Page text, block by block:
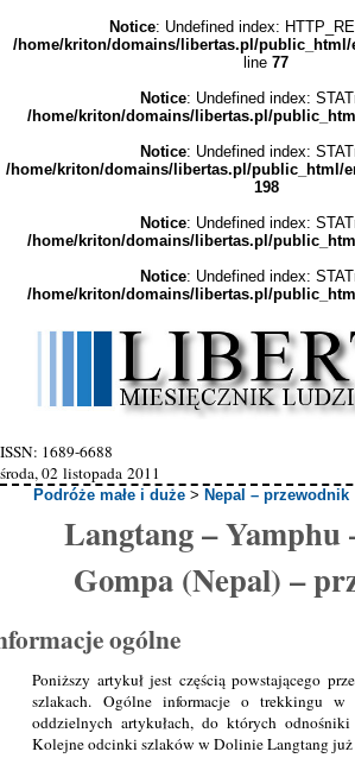
Notice: Undefined index:
/home/kriton/domains/libertas.pl/public_html/
line 77
Notice: Undefined index:
/home/kriton/domains/libertas.pl/
Notice: Undefined index:
/home/kriton/domains/libertas.pl/public_html/
198
Notice: Undefined index:
/home/kriton/domains/libertas.pl/
Notice: Undefined index:
/home/kriton/domains/libertas.pl/
ISSN: 1689-6688
środa, 02 listopada 2011
Podróże małe i duże >Nepal – przewodnik
Langtang – Yamphu
Gompa (Nepal) –
ogólne
Poniższy artykuł jest częścią powstającego
szlakach. Ogólne informacje o trekkingu w
oddzielnych artykułach, do których odnośniki
Kolejne odcinki szlaków w Dolinie Langtang